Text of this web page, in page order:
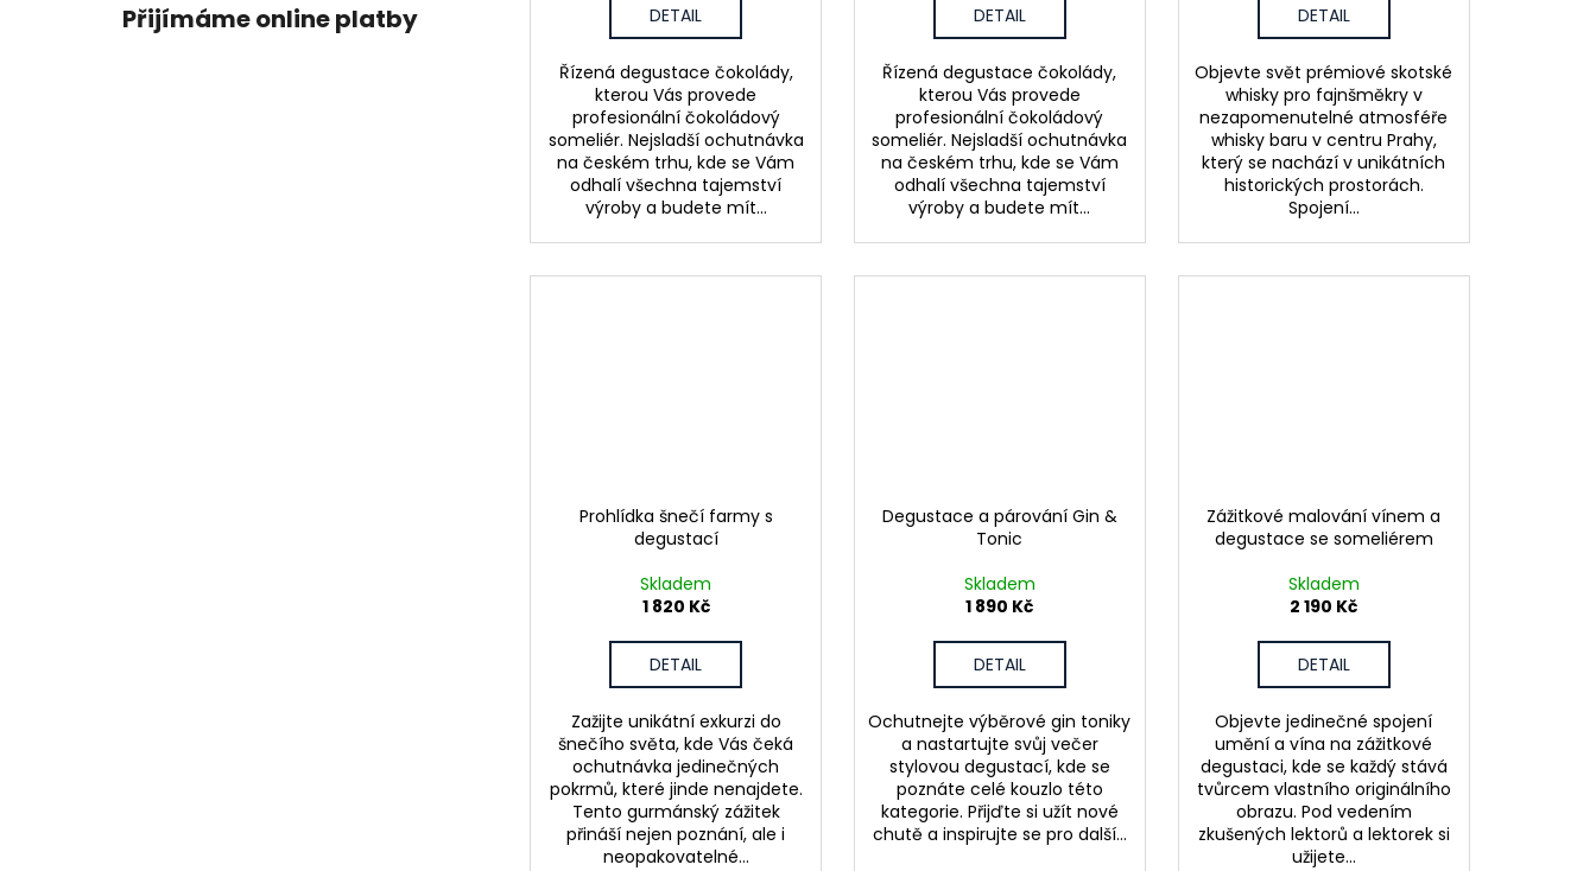
Přijímáme online platby DETAIL
Řízená degustace čokolády,
kterou Vás provede
profesionální čokoládový
someliér. Nejsladší ochutnávka
na českém trhu, kde se Vám
odhalí všechna tajemství
výroby a budete mít...
DETAIL
Řízená degustace čokolády,
kterou Vás provede
profesionální čokoládový
someliér. Nejsladší ochutnávka
na českém trhu, kde se Vám
odhalí všechna tajemství
výroby a budete mít...
DETAIL
Objevte svět prémiové skotské
whisky pro fajnšměkry v
nezapomenutelné atmosféře
whisky baru v centru Prahy,
který se nachází v unikátních
historických prostorách.
Spojení...
Prohlídka šnečí farmy s
degustací
Skladem
1 820 Kč
DETAIL
Zažijte unikátní exkurzi do
šnečího světa, kde Vás čeká
ochutnávka jedinečných
pokrmů, které jinde nenajdete.
Tento gurmánský zážitek
přináší nejen poznání, ale i
neopakovatelné...
Degustace a párování Gin &
Tonic
Skladem
1 890 Kč
DETAIL
Ochutnejte výběrové gin toniky
a nastartujte svůj večer
stylovou degustací, kde se
poznáte celé kouzlo této
kategorie. Přijďte si užít nové
chutě a inspirujte se pro další...
Zážitkové malování vínem a
degustace se someliérem
Skladem
2 190 Kč
DETAIL
Objevte jedinečné spojení
umění a vína na zážitkové
degustaci, kde se každý stává
tvůrcem vlastního originálního
obrazu. Pod vedením
zkušených lektorů a lektorek si
užijete...